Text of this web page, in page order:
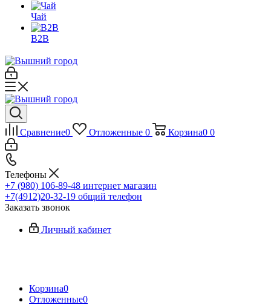
Чай
B2B
Сравнение0 Отложенные 0 Корзина0 0
Телефоны
+7 (980) 106-89-48 интернет магазин
+7(4912)20-32-19 общий телефон
Заказать звонок
Личный кабинет
Корзина0
Отложенные0